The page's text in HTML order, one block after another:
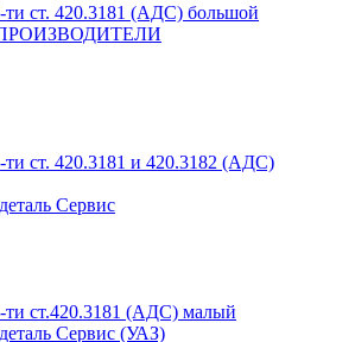
ст. 420.3181 (АДС) большой
ст. 420.3181 и 420.3182 (АДС)
Сервис
ст.420.3181 (АДС) малый
Сервис (УАЗ)